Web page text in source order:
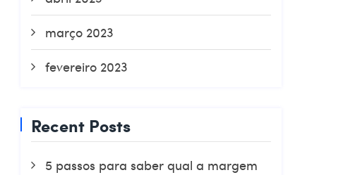
março 2023
fevereiro 2023
Recent Posts
5 passos para saber qual a margem